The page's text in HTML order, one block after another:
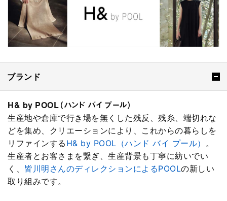
ブランド
H& by POOL（ハンド バイ プール）
生産地や倉庫で行き場を無くした残反、残糸、端切れな
どを集め、クリエーションにより、これからの暮らしを
リファインする H& by POOL（ハンド バイ プール） 。
生産者とお客さまを繋ぎ、生産背景も丁寧に紡いでい
く、 皆川明さんのディレクションによるPOOLの新しい
取り組みです。